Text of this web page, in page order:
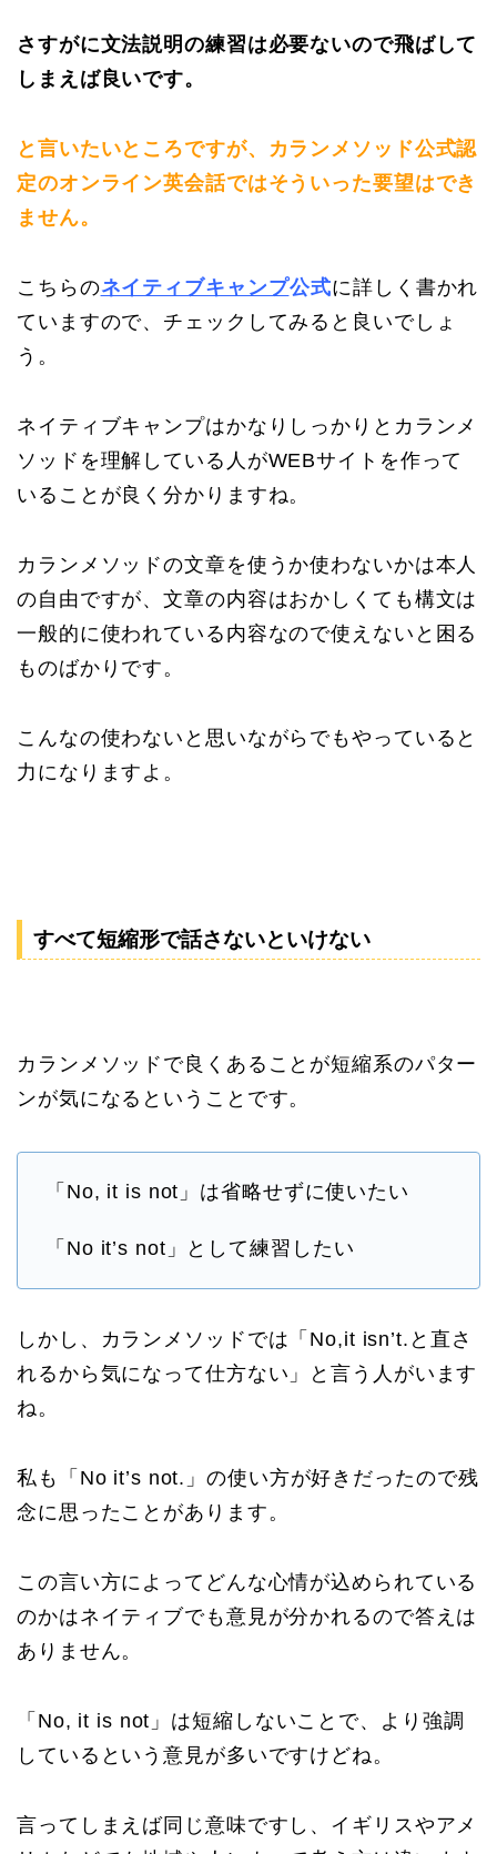
さすがに文法説明の練習は必要ないので飛ばして
しまえば良いです。
と言いたいところですが、カランメソッド公式認
定のオンライン英会話ではそういった要望はでき
ません。
こちらのネイティブキャンプ公式に詳しく書かれ
ていますので、チェックしてみると良いでしょ
う。
ネイティブキャンプはかなりしっかりとカランメ
ソッドを理解している人がWEBサイトを作って
いることが良く分かりますね。
カランメソッドの文章を使うか使わないかは本人
の自由ですが、文章の内容はおかしくても構文は
一般的に使われている内容なので使えないと困る
ものばかりです。
こんなの使わないと思いながらでもやっていると
力になりますよ。
すべて短縮形で話さないといけない
カランメソッドで良くあることが短縮系のパター
ンが気になるということです。
「No, it is not」は省略せずに使いたい
「No it’s not」として練習したい
しかし、カランメソッドでは「No,it isn’t.と直さ
れるから気になって仕方ない」と言う人がいます
ね。
私も「No it’s not.」の使い方が好きだったので残
念に思ったことがあります。
この言い方によってどんな心情が込められている
のかはネイティブでも意見が分かれるので答えは
ありません。
「No, it is not」は短縮しないことで、より強調
しているという意見が多いですけどね。
言ってしまえば同じ意味ですし、イギリスやアメ